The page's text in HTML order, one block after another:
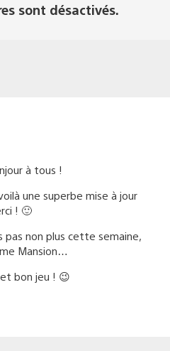
sont désactivés.
à tous !
une superbe mise à jour
! 🙂
non plus cette semaine,
Mansion…
bon jeu ! 😉